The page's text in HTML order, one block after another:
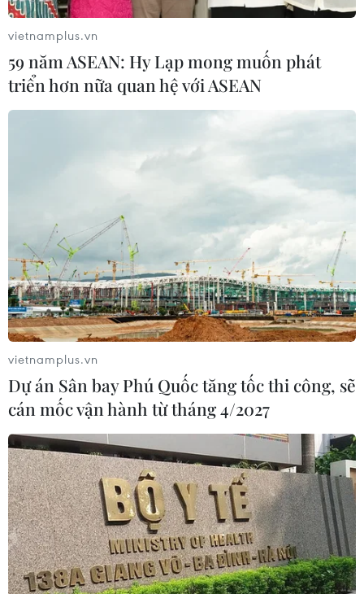
vietnamplus.vn
59 năm ASEAN: Hy Lạp mong muốn phát
triển hơn nữa quan hệ với ASEAN
vietnamplus.vn
Dự án Sân bay Phú Quốc tăng tốc thi công, sẽ
cán mốc vận hành từ tháng 4/2027